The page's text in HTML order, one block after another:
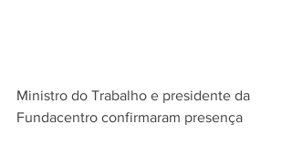
Ministro do Trabalho e presidente da
Fundacentro confirmaram presença